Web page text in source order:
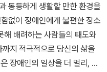
동등하게 생활할 만한 환경을
없이 장애인에게 불편한 장소
해 배려하는 사람들의 태도와
지 적극적으로 당신의 삶을
장애인의 일상을 더 멀리, 보